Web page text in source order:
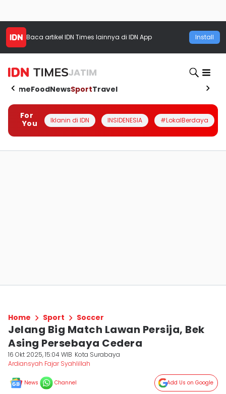
Baca artikel IDN Times lainnya di IDN App Install
JATIM
HomeFoodNewsSportTravel
For
You
Iklanin di IDN INSIDENESIA #LokalBerdaya
Home Sport Soccer
Jelang Big Match Lawan Persija, Bek
Asing Persebaya Cedera
16 Okt 2025, 15:04 WIB Kota Surabaya
Ardiansyah Fajar Syahlillah
News Channel Add Us on Google